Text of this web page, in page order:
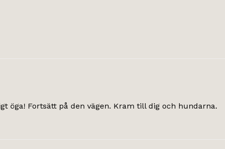
öga! Fortsätt på den vägen. Kram till dig och hundarna.